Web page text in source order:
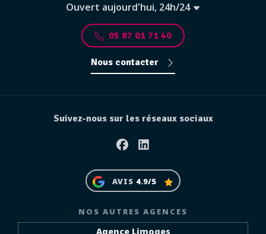
Ouvert aujourd'hui, 24h/24
05 87 01 71 40
Nous contacter
Suivez-nous sur les réseaux sociaux
FacebookLinkedin
AVIS 4.9/5
NOS AUTRES AGENCES
Agence Limoges